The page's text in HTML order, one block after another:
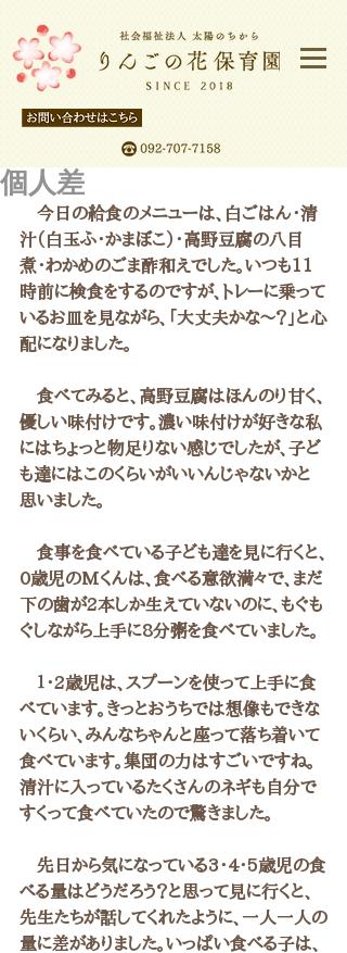
個人差
今日の給食のメニューは、白ごはん・清
汁（白玉ふ・かまぼこ）・高野豆腐の八目
煮・わかめのごま酢和えでした。いつも11
時前に検食をするのですが、トレーに乗って
いるお皿を見ながら、「大丈夫かな～？」と心
配になりました。
食べてみると、高野豆腐はほんのり甘く、
優しい味付けです。濃い味付けが好きな私
にはちょっと物足りない感じでしたが、子ど
も達にはこのくらいがいいんじゃないかと
思いました。
食事を食べている子ども達を見に行くと、
0歳児のMくんは、食べる意欲満々で、まだ
下の歯が2本しか生えていないのに、もぐも
ぐしながら上手に8分粥を食べていました。
１・2歳児は、スプーンを使って上手に食
べています。きっとおうちでは想像もできな
いくらい、みんなちゃんと座って落ち着いて
食べています。集団の力はすごいですね。
清汁に入っているたくさんのネギも自分で
すくって食べていたので驚きました。
先日から気になっている3・4・5歳児の食
べる量はどうだろう？と思って見に行くと、
先生たちが話してくれたように、一人一人の
量に差がありました。いっぱい食べる子は、